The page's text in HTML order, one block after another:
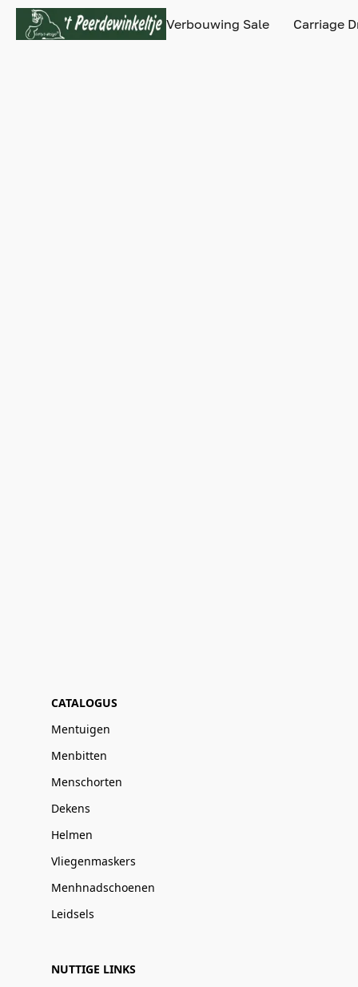
Verbouwing Sale Carriage
CATALOGUS
Mentuigen
Menbitten
Menschorten
Dekens
Helmen
Vliegenmaskers
Menhnadschoenen
Leidsels
NUTTIGE LINKS